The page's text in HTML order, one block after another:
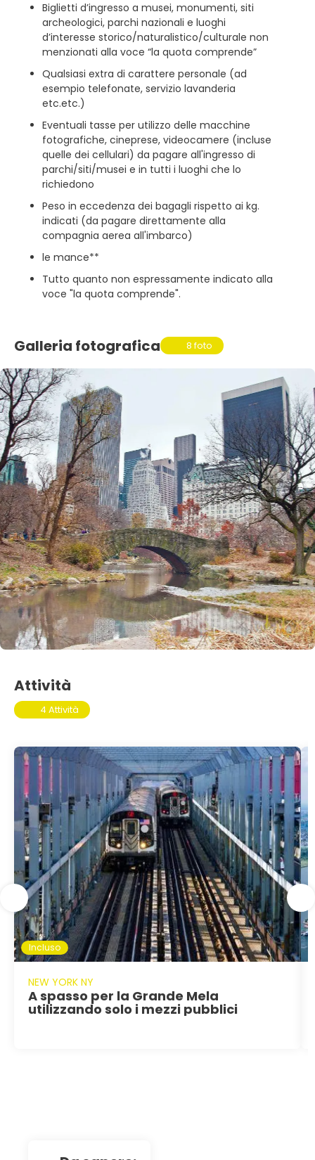
Biglietti d’ingresso a musei, monumenti, siti
archeologici, parchi nazionali e luoghi
d’interesse storico/naturalistico/culturale non
menzionati alla voce “la quota comprende”
Qualsiasi extra di carattere personale (ad
esempio telefonate, servizio lavanderia
etc.etc.)
Eventuali tasse per utilizzo delle macchine
fotografiche, cineprese, videocamere (incluse
quelle dei cellulari) da pagare all'ingresso di
parchi/siti/musei e in tutti i luoghi che lo
richiedono
Peso in eccedenza dei bagagli rispetto ai kg.
indicati (da pagare direttamente alla
compagnia aerea all'imbarco)
le mance**
Tutto quanto non espressamente indicato alla
voce "la quota comprende".
Galleria fotografica 8 foto
Attività
4 Attività
Incluso
NEW YORK NY
A spasso per la Grande Mela
utilizzando solo i mezzi pubblici